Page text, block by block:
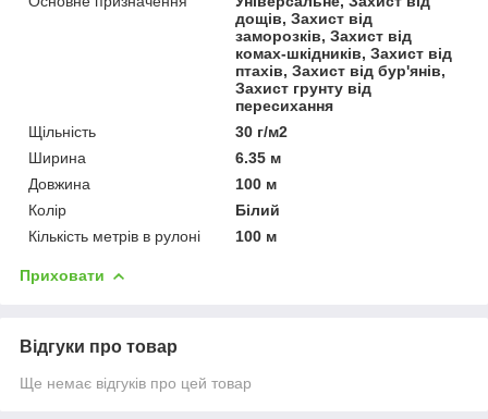
дощів, Захист від
заморозків, Захист від
комах-шкідників, Захист від
птахів, Захист від бур'янів,
Захист грунту від
пересихання
Щільність
30 г/м2
Ширина
6.35 м
Довжина
100 м
Колір
Білий
Кількість метрів в рулоні
100 м
Приховати
Відгуки про товар
Ще немає відгуків про цей товар